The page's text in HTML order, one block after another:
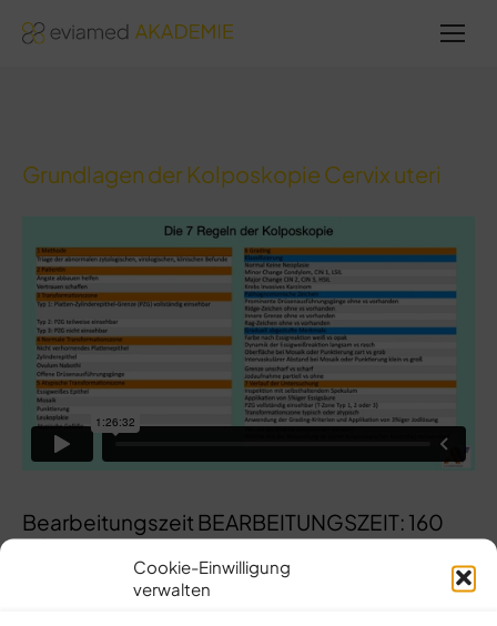
Cookie-Einwilligung
verwalten
Grundlagen der Kolposkopie Cervix uteri
Bearbeitungszeit BEARBEITUNGSZEIT: 160
min
Sie erhalten nach erfolgreicher Prüfung 3 CME